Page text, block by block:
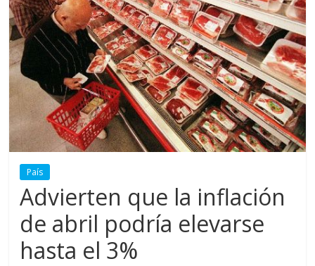
País
Advierten que la inflación
de abril podría elevarse
hasta el 3%